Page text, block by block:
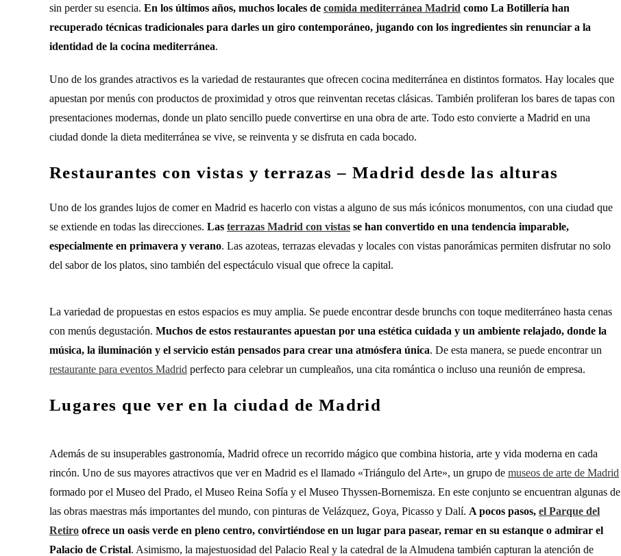
sin perder su esencia. En los últimos años, muchos locales de comida mediterránea Madrid como La Botillería han
recuperado técnicas tradicionales para darles un giro contemporáneo, jugando con los ingredientes sin renunciar a la
identidad de la cocina mediterránea.
Uno de los grandes atractivos es la variedad de restaurantes que ofrecen cocina mediterránea en distintos formatos. Hay locales que
apuestan por menús con productos de proximidad y otros que reinventan recetas clásicas. También proliferan los bares de tapas con
presentaciones modernas, donde un plato sencillo puede convertirse en una obra de arte. Todo esto convierte a Madrid en una
ciudad donde la dieta mediterránea se vive, se reinventa y se disfruta en cada bocado.
Restaurantes con vistas y terrazas – Madrid desde las alturas
Uno de los grandes lujos de comer en Madrid es hacerlo con vistas a alguno de sus más icónicos monumentos, con una ciudad que
se extiende en todas las direcciones. Las terrazas Madrid con vistas se han convertido en una tendencia imparable,
especialmente en primavera y verano. Las azoteas, terrazas elevadas y locales con vistas panorámicas permiten disfrutar no solo
del sabor de los platos, sino también del espectáculo visual que ofrece la capital.
La variedad de propuestas en estos espacios es muy amplia. Se puede encontrar desde brunchs con toque mediterráneo hasta cenas
con menús degustación. Muchos de estos restaurantes apuestan por una estética cuidada y un ambiente relajado, donde la
música, la iluminación y el servicio están pensados para crear una atmósfera única. De esta manera, se puede encontrar un
restaurante para eventos Madrid perfecto para celebrar un cumpleaños, una cita romántica o incluso una reunión de empresa.
Lugares que ver en la ciudad de Madrid
Además de su insuperables gastronomía, Madrid ofrece un recorrido mágico que combina historia, arte y vida moderna en cada
rincón. Uno de sus mayores atractivos que ver en Madrid es el llamado «Triángulo del Arte», un grupo de museos de arte de Madrid
formado por el Museo del Prado, el Museo Reina Sofía y el Museo Thyssen-Bornemisza. En este conjunto se encuentran algunas de
las obras maestras más importantes del mundo, con pinturas de Velázquez, Goya, Picasso y Dalí. A pocos pasos, el Parque del
Retiro ofrece un oasis verde en pleno centro, convirtiéndose en un lugar para pasear, remar en su estanque o admirar el
Palacio de Cristal. Asimismo, la majestuosidad del Palacio Real y la catedral de la Almudena también capturan la atención de